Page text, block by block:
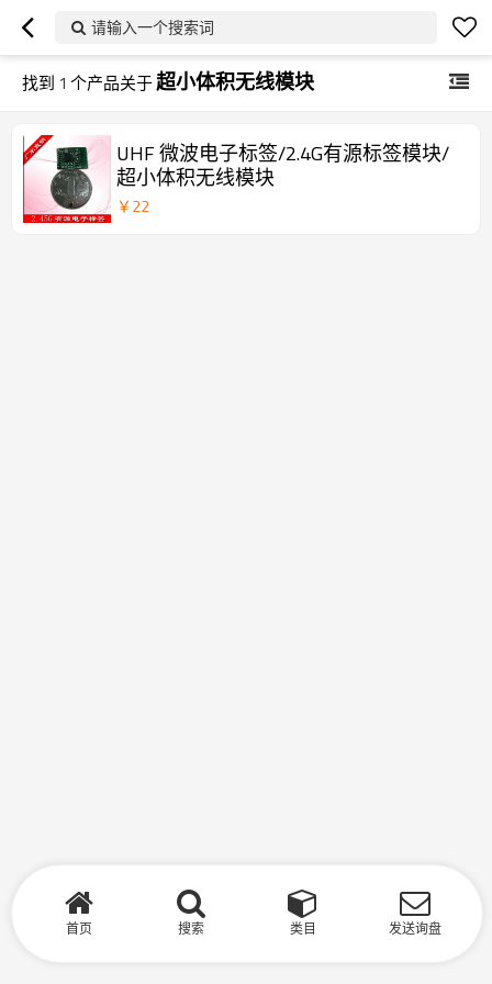
请输入一个搜索词
找到 1 个产品关于超小体积无线模块
UHF 微波电子标签/2.4G有源标签模块/
超小体积无线模块
￥22
首页 搜索 类目 发送询盘